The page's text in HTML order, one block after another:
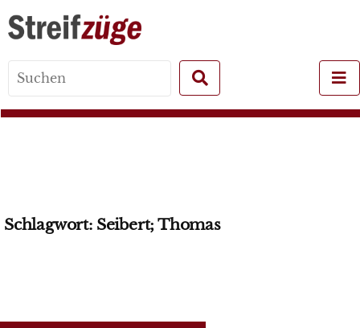
for:
Schlagwort: Seibert; Thomas